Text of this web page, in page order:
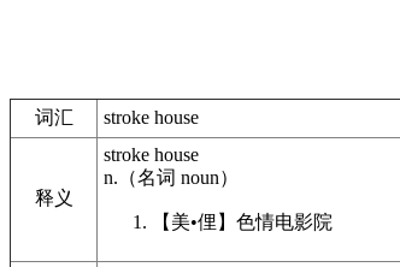
词汇 stroke house
释义
stroke house
n. （名词 noun）
【美•俚】 色情电影院